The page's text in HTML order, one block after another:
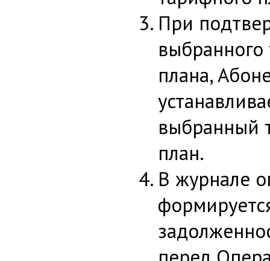
При
плана,
выбранный
план.
В журнале